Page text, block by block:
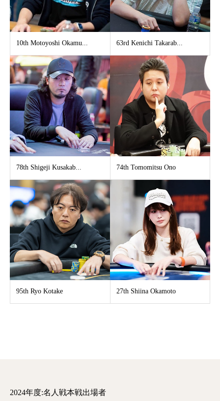
10th Motoyoshi Okamu... 63rd Kenichi Takarab...
78th Shigeji Kusakab... 74th Tomomitsu Ono
95th Ryo Kotake 27th Shiina Okamoto
2024年度:名人戦本戦出場者